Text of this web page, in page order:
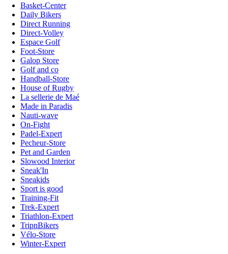
Basket-Center
Daily Bikers
Direct Running
Direct-Volley
Espace Golf
Foot-Store
Galop Store
Golf and co
Handball-Store
House of Rugby
La sellerie de Maé
Made in Paradis
Nauti-wave
On-Fight
Padel-Expert
Pecheur-Store
Pet and Garden
Slowood Interior
Sneak'In
Sneakids
Sport is good
Training-Fit
Trek-Expert
Triathlon-Expert
TripnBikers
Vélo-Store
Winter-Expert